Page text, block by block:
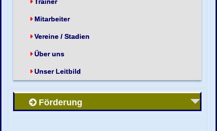
Mitarbeiter
Vereine / Stadien
Über uns
Unser Leitbild
Förderung